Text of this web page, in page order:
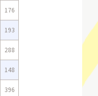
176
193
288
148
396